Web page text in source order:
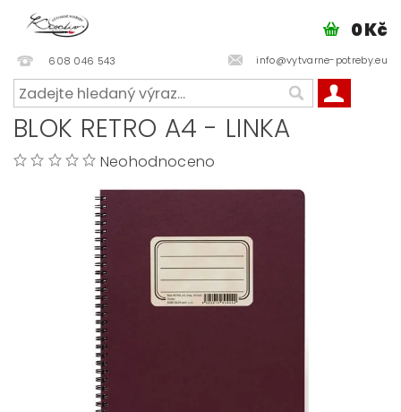
608 046 543 info@vytvarne-potreby.eu
0 Kč
BLOK RETRO A4 - LINKA
Neohodnoceno